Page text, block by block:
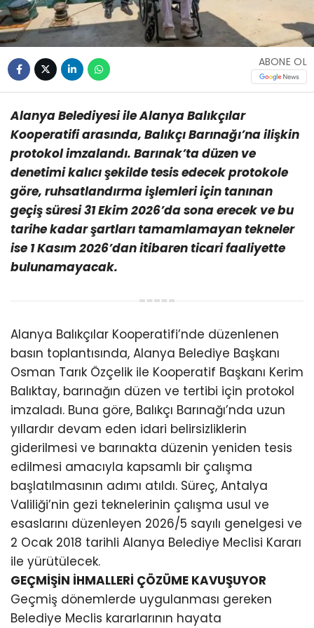
ABONE OL
Alanya Belediyesi ile Alanya Balıkçılar
Kooperatifi arasında, Balıkçı Barınağı’na ilişkin
protokol imzalandı. Barınak’ta düzen ve
denetimi kalıcı şekilde tesis edecek protokole
göre, ruhsatlandırma işlemleri için tanınan
geçiş süresi 31 Ekim 2026’da sona erecek ve bu
tarihe kadar şartları tamamlamayan tekneler
ise 1 Kasım 2026’dan itibaren ticari faaliyette
bulunamayacak.
Alanya Balıkçılar Kooperatifi’nde düzenlenen
basın toplantısında, Alanya Belediye Başkanı
Osman Tarık Özçelik ile Kooperatif Başkanı Kerim
Balıktay, barınağın düzen ve tertibi için protokol
imzaladı. Buna göre, Balıkçı Barınağı’nda uzun
yıllardır devam eden idari belirsizliklerin
giderilmesi ve barınakta düzenin yeniden tesis
edilmesi amacıyla kapsamlı bir çalışma
başlatılmasının adımı atıldı. Süreç, Antalya
Valiliği’nin gezi teknelerinin çalışma usul ve
esaslarını düzenleyen 2026/5 sayılı genelgesi ve
2 Ocak 2018 tarihli Alanya Belediye Meclisi Kararı
ile yürütülecek.
GEÇMİŞİN İHMALLERİ ÇÖZÜME KAVUŞUYOR
Geçmiş dönemlerde uygulanması gereken
Belediye Meclis kararlarının hayata